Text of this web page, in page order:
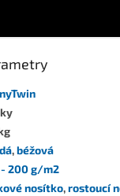
,béžová
- 200 g/m2
nosítko,rostoucí